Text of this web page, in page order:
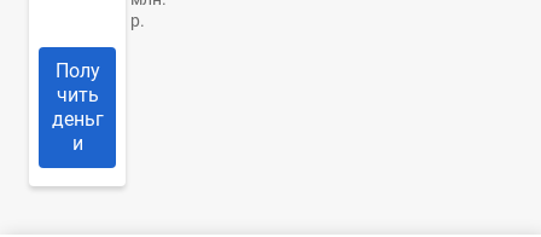
р.
Полу
чить
деньг
и